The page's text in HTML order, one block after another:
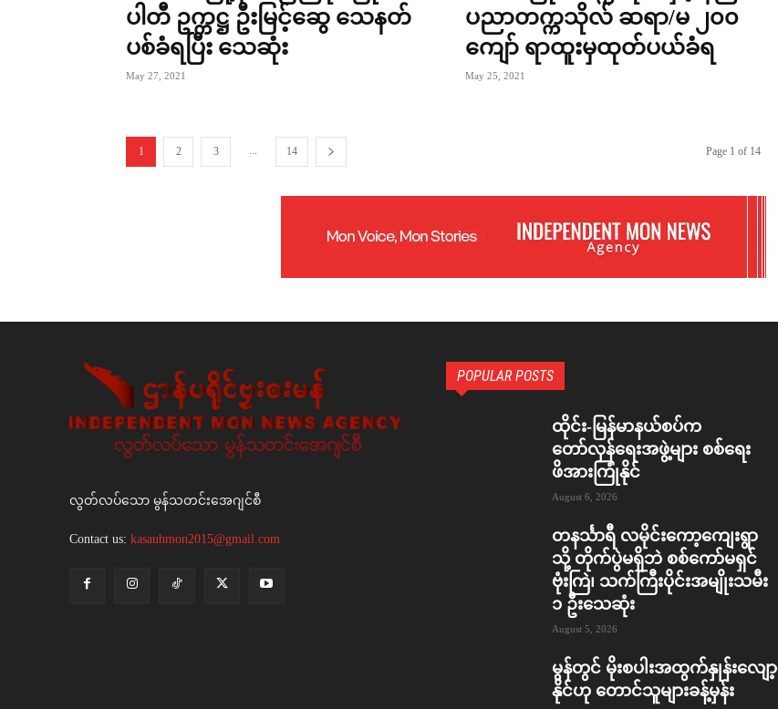
ပါတီ ဥက္ကဋ္ဌ ဦးမြင့်ဆွေ သေနတ်
ပစ်ခံရပြီး သေဆုံး
May 27, 2021
ပညာတက္ကသိုလ် ဆရာ/မ ၂၀၀
ကျော် ရာထူးမှထုတ်ပယ်ခံရ
May 25, 2021
1 2 3 ... 14 Page 1 of 14
လွတ်လပ်သော မွန်သတင်းအေဂျင်စီ
Contact us: kasauhmon2015@gmail.com
POPULAR POSTS
ထိုင်း-မြန်မာနယ်စပ်က
တော်လှန်ရေးအဖွဲ့များ စစ်ရေး
ဖိအားကြုံနိုင်
August 6, 2026
တနင်္သာရီ လမိုင်းကော့ကျေးရွာ
သို့ တိုက်ပွဲမရှိဘဲ စစ်ကော်မရှင်
ဗုံးကြဲ၊ သက်ကြီးပိုင်းအမျိုးသမီး
၁ ဦးသေဆုံး
August 5, 2026
မွန်တွင် မိုးစပါးအထွက်နှုန်းလျော့
နိုင်ဟု တောင်သူများခန့်မှန်း